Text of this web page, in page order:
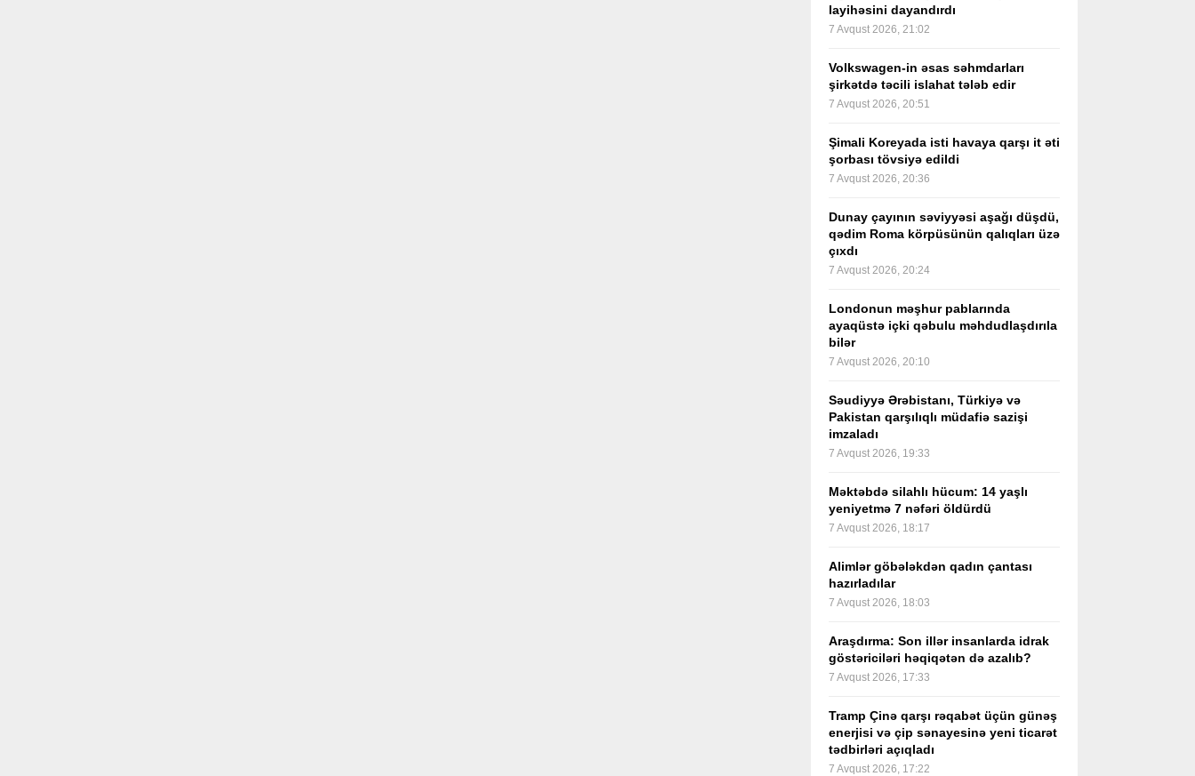
layihəsini dayandırdı
7 Avqust 2026, 21:02
Volkswagen-in əsas səhmdarları
şirkətdə təcili islahat tələb edir
7 Avqust 2026, 20:51
Şimali Koreyada isti havaya qarşı it əti
şorbası tövsiyə edildi
7 Avqust 2026, 20:36
Dunay çayının səviyyəsi aşağı düşdü,
qədim Roma körpüsünün qalıqları üzə
çıxdı
7 Avqust 2026, 20:24
Londonun məşhur pablarında
ayaqüstə içki qəbulu məhdudlaşdırıla
bilər
7 Avqust 2026, 20:10
Səudiyyə Ərəbistanı, Türkiyə və
Pakistan qarşılıqlı müdafiə sazişi
imzaladı
7 Avqust 2026, 19:33
Məktəbdə silahlı hücum: 14 yaşlı
yeniyetmə 7 nəfəri öldürdü
7 Avqust 2026, 18:17
Alimlər göbələkdən qadın çantası
hazırladılar
7 Avqust 2026, 18:03
Araşdırma: Son illər insanlarda idrak
göstəriciləri həqiqətən də azalıb?
7 Avqust 2026, 17:33
Tramp Çinə qarşı rəqabət üçün günəş
enerjisi və çip sənayesinə yeni ticarət
tədbirləri açıqladı
7 Avqust 2026, 17:22